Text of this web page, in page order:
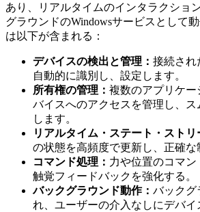
あり、リアルタイムのインタラクショ
グラウンドのWindowsサービスとして
は以下が含まれる：
デバイスの検出と管理： 接続され
自動的に識別し、設定します。
所有権の管理： 複数のアプリケ
バイスへのアクセスを管理し、ス
します。
リアルタイム・ステート・ストリ
の状態を高頻度で更新し、正確な
コマンド処理： 力や位置のコマン
触覚フィードバックを強化する。
バックグラウンド動作： バックグ
れ、ユーザーの介入なしにデバ